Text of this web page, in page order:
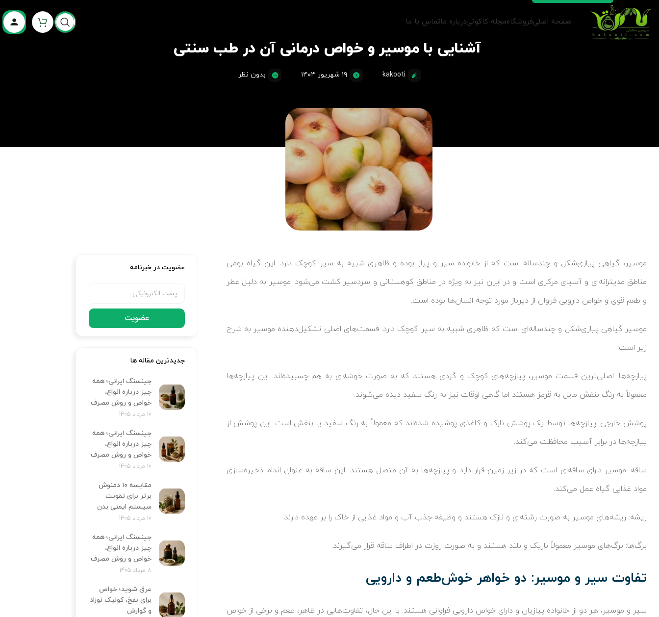
صفحه اصلیفروشگاهمجله کاکوتیدرباره ماتماس با ما
آشنایی با موسیر و خواص درمانی آن در طب سنتی
kakooti ۱۹ شهریور ۱۴۰۳ بدون نظر
موسیر، گیاهی پیازی‌شکل و چندساله‌ است که از خانواده سیر و پیاز بوده و ظاهری شبیه به سیر کوچک دارد. این گیاه بومی
مناطق مدیترانه‌ای و آسیای مرکزی است و در ایران نیز به ویژه در مناطق کوهستانی و سردسیر کشت می‌شود. موسیر به دلیل عطر
و طعم قوی و خواص دارویی فراوان از دیرباز مورد توجه انسان‌ها بوده است.
موسیر گیاهی پیازی‌شکل و چندساله‌ای است که ظاهری شبیه به سیر کوچک دارد. قسمت‌های اصلی تشکیل‌دهنده موسیر به شرح
زیر است:
پیازچه‌ها: اصلی‌ترین قسمت موسیر، پیازچه‌های کوچک و گردی هستند که به صورت خوشه‌ای به هم چسبیده‌اند. این پیازچه‌ها
معمولاً به رنگ بنفش مایل به قرمز هستند اما گاهی اوقات نیز به رنگ سفید دیده می‌شوند.
پوشش خارجی: پیازچه‌ها توسط یک پوشش نازک و کاغذی پوشیده شده‌اند که معمولاً به رنگ سفید یا بنفش است. این پوشش از
پیازچه‌ها در برابر آسیب محافظت می‌کند.
ساقه: موسیر دارای ساقه‌ای است که در زیر زمین قرار دارد و پیازچه‌ها به آن متصل هستند. این ساقه به عنوان اندام ذخیره‌سازی
مواد غذایی گیاه عمل می‌کند.
ریشه: ریشه‌های موسیر به صورت رشته‌ای و نازک هستند و وظیفه جذب آب و مواد غذایی از خاک را بر عهده دارند.
برگ‌ها: برگ‌های موسیر معمولاً باریک و بلند هستند و به صورت روزت در اطراف ساقه قرار می‌گیرند.
تفاوت سیر و موسیر: دو خواهر خوش‌طعم و دارویی
سیر و موسیر، هر دو از خانواده پیازیان و دارای خواص دارویی فراوانی هستند. با این حال، تفاوت‌هایی در ظاهر، طعم و برخی از خواص
عضویت در خبرنامه
عضویت
جدیدترین مقاله ها
جینسنگ ایرانی؛ همه
چیز درباره انواع،
خواص و روش مصرف
10 مرداد 1405
جینسنگ ایرانی؛ همه
چیز درباره انواع،
خواص و روش مصرف
10 مرداد 1405
مقایسه ۱۰ دمنوش
برتر برای تقویت
سیستم ایمنی بدن
10 مرداد 1405
جینسنگ ایرانی؛ همه
چیز درباره انواع،
خواص و روش مصرف
8 مرداد 1405
عرق شوید؛ خواص
برای نفخ، کولیک نوزاد
و گوارش